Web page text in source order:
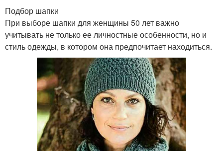
Подбор шапки
При выборе шапки для женщины 50 лет важно
учитывать не только ее личностные особенности, но и
стиль одежды, в котором она предпочитает находиться.